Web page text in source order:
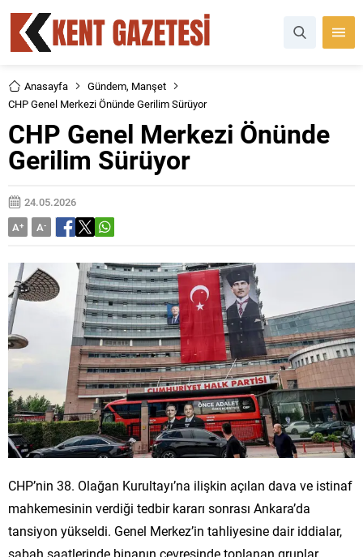
Anasayfa Gündem, Manşet
CHP Genel Merkezi Önünde Gerilim Sürüyor
CHP Genel Merkezi Önünde
Gerilim Sürüyor
24.05.2026
A+ A-
CHP’nin 38. Olağan Kurultayı’na ilişkin açılan dava ve istinaf
mahkemesinin verdiği tedbir kararı sonrası Ankara’da
tansiyon yükseldi. Genel Merkez’in tahliyesine dair iddialar,
sabah saatlerinde binanın çevresinde toplanan gruplar